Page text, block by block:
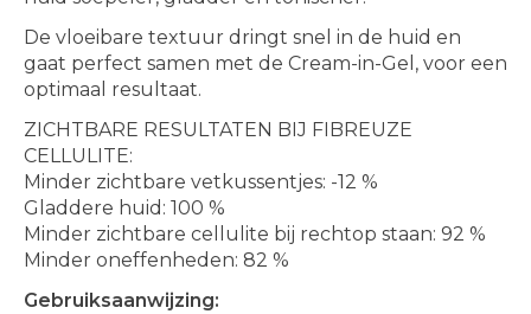
De vloeibare textuur dringt snel in de huid en
gaat perfect samen met de Cream-in-Gel, voor een
optimaal resultaat.
ZICHTBARE RESULTATEN BIJ FIBREUZE
CELLULITE:
Minder zichtbare vetkussentjes: -12 %
Gladdere huid: 100 %
Minder zichtbare cellulite bij rechtop staan: 92 %
Minder oneffenheden: 82 %
Gebruiksaanwijzing: